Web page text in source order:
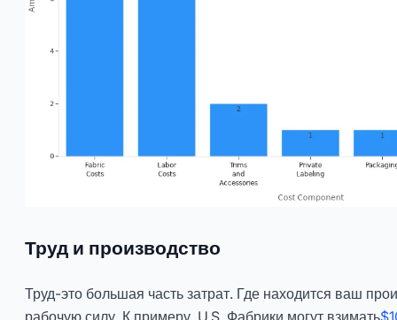
Труд и производство
Труд-это большая часть затрат. Где находится ваш
рабочую силу. К примеру, U.S. Фабрики могут взимать